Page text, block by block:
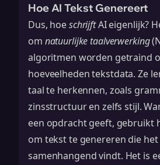
Hoe AI Tekst Genereert
Dus, hoeschrijftAI eigenlijk?
om natuurlijke taalverwerking
algoritmen worden getraind
hoeveelheden tekstdata. Ze
taal te herkennen, zoals
zinsstructuur en zelfs stijl.
een opdracht geeft, gebruikt
om tekst te genereren die
samenhangend vindt. Het is